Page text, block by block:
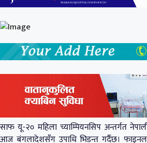
साफ यू-२० महिला च्याम्पियनसिप अन्तर्गत
आज बंगलादेशसँग उपाधि भिडन्त गर्दैछ।